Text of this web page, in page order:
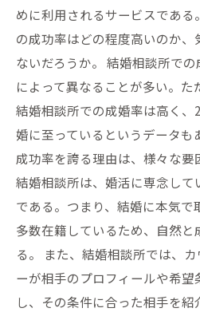
めに利用されるサービスであ
の成功率はどの程度高いのか
ないだろうか。 結婚相談所で
によって異なることが多い。た
結婚相談所での成婚率は高く
婚に至っているというデータも
成功率を誇る理由は、様々な要
結婚相談所は、婚活に専念し
である。つまり、結婚に本気で
多数在籍しているため、自然
る。 また、結婚相談所では、
ーが相手のプロフィールや希
し、その条件に合った相手を